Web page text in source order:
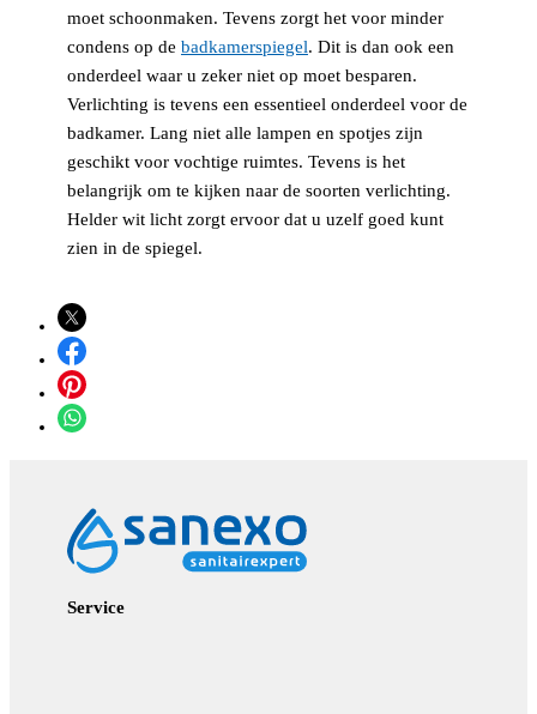
moet schoonmaken. Tevens zorgt het voor minder
condens op de badkamerspiegel. Dit is dan ook een
onderdeel waar u zeker niet op moet besparen.
Verlichting is tevens een essentieel onderdeel voor de
badkamer. Lang niet alle lampen en spotjes zijn
geschikt voor vochtige ruimtes. Tevens is het
belangrijk om te kijken naar de soorten verlichting.
Helder wit licht zorgt ervoor dat u uzelf goed kunt
zien in de spiegel.
Service